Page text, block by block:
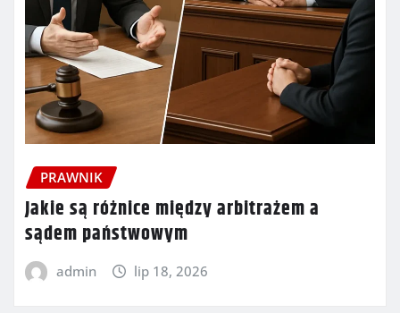
PRAWNIK
Jakie są różnice między arbitrażem a
sądem państwowym
admin lip 18, 2026